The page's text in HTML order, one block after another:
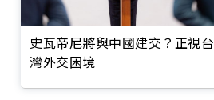
史瓦帝尼將與中國建交？正視台
灣外交困境